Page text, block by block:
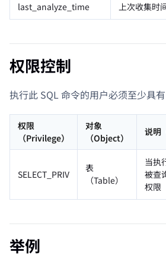
last_analyze_time 上次收集时
权限控制
执行此 SQL 命令的用户必须至少具有
权限
（Privilege）
对象
（Object）
说明
SELECT_PRIV
表
（Table）
当执
被查
权限
举例